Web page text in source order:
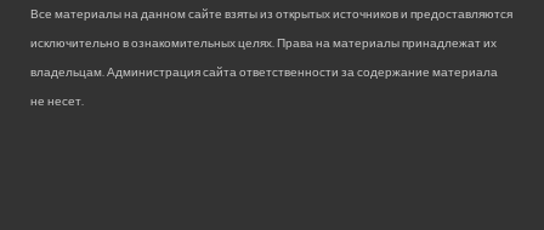
Все материалы на данном сайте взяты из открытых источников и предоставляются
исключительно в ознакомительных целях. Права на материалы принадлежат их
владельцам. Администрация сайта ответственности за содержание материала
не несет.